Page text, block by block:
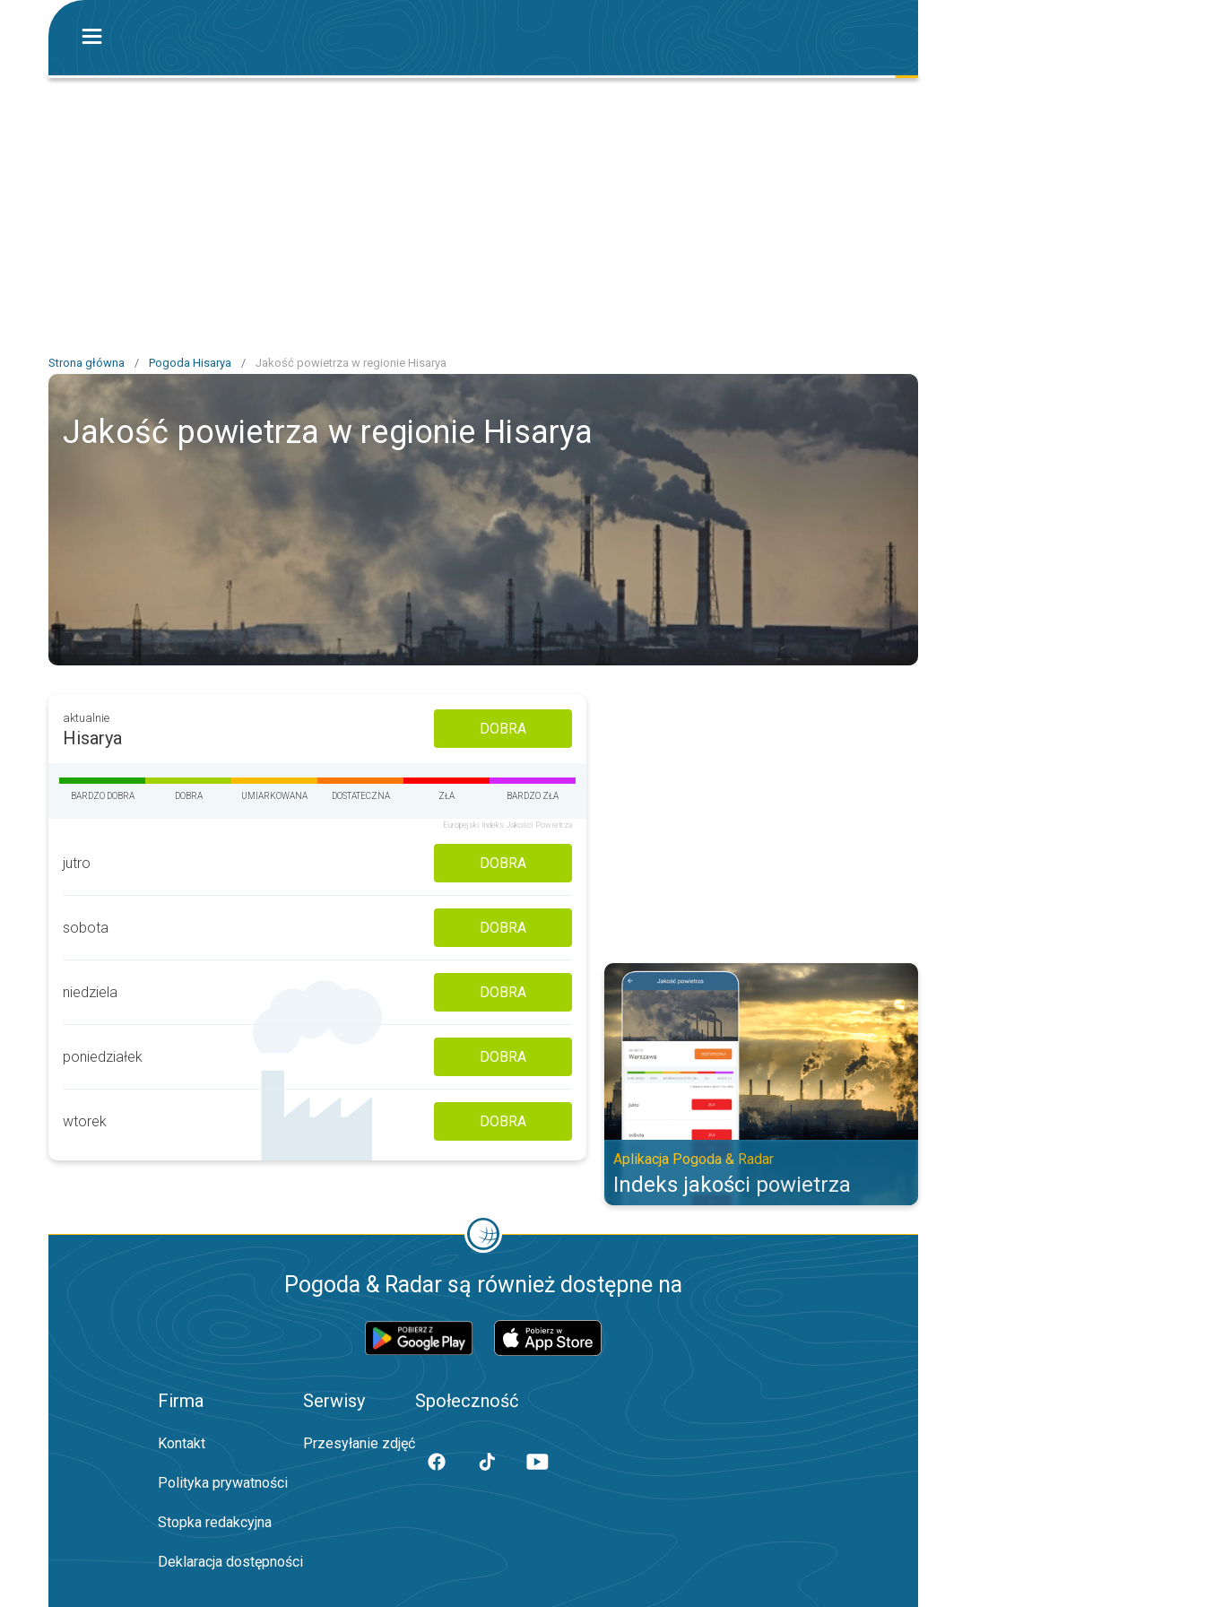
Strona główna / Pogoda Hisarya / Jakość powietrza w regionie Hisarya
Jakość powietrza w regionie Hisarya
aktualnie
Hisarya DOBRA
BARDZO DOBRA DOBRA UMIARKOWANA DOSTATECZNA ZŁA BARDZO ZŁA
Europejski Indeks Jakości Powietrza
jutro DOBRA
sobota DOBRA
niedziela DOBRA
poniedziałek DOBRA
wtorek DOBRA
Indeks jakości powietrza. Aplikacja Pogoda & Radar. . .
Aplikacja Pogoda & Radar
Indeks jakości powietrza
Pogoda & Radar są również dostępne na
Firma
Kontakt
Polityka prywatności
Stopka redakcyjna
Deklaracja dostępności
Serwisy
Przesyłanie zdjęć
Społeczność